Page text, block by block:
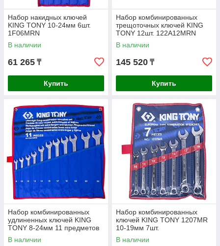
Набор накидных ключей
KING TONY 10-24мм 6шт.
1F06MRN
В наличии
61 265 ₸
Купить
Набор комбинированных
трещоточных ключей KING
TONY 12шт. 122A12MRN
В наличии
145 520 ₸
Купить
Набор комбинированных
удлиненных ключей KING
TONY 8-24мм 11 предметов
12A1MRN
В наличии
Набор комбинированных
ключей KING TONY 1207MR
10-19мм 7шт.
В наличии